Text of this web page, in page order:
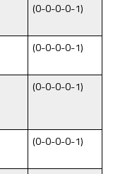
(0-0-0-0-1)
(0-0-0-0-1)
(0-0-0-0-1)
(0-0-0-0-1)